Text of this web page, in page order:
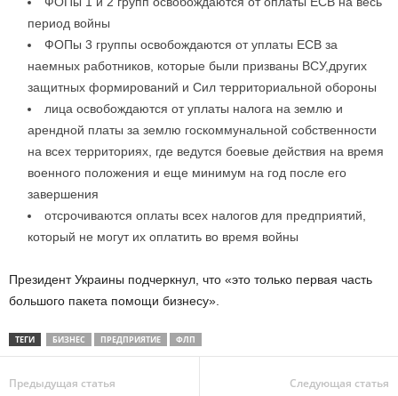
период войны
ФОПы 3 группы освобождаются от уплаты ЕСВ за
наемных работников, которые были призваны ВСУ,других
защитных формирований и Сил территориальной обороны
лица освобождаются от уплаты налога на землю и
арендной платы за землю госкоммунальной собственности
на всех территориях, где ведутся боевые действия на время
военного положения и еще минимум на год после его
завершения
отсрочиваются оплаты всех налогов для предприятий,
который не могут их оплатить во время войны
Президент Украины подчеркнул, что «это только первая часть
большого пакета помощи бизнесу».
ТЕГИ БИЗНЕС ПРЕДПРИЯТИЕ ФЛП
Предыдущая статья Следующая статья